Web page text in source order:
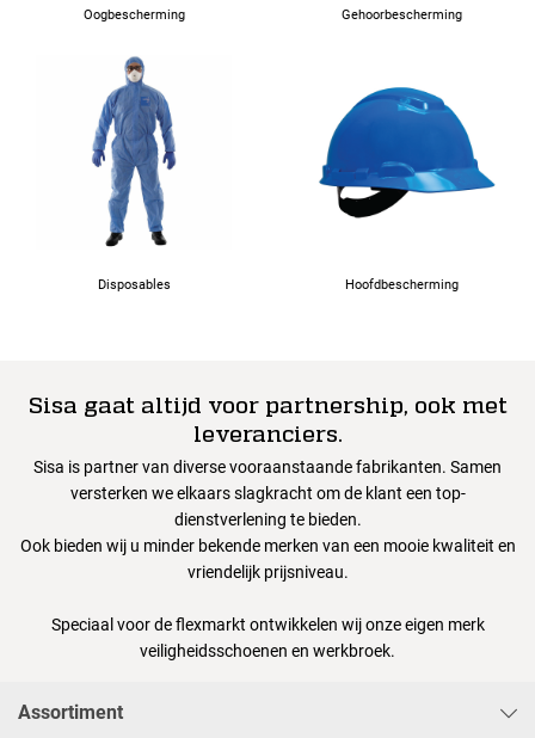
Oogbescherming Gehoorbescherming
Disposables Hoofdbescherming
Sisa gaat altijd voor partnership, ook met
leveranciers.
Sisa is partner van diverse vooraanstaande fabrikanten. Samen
versterken we elkaars slagkracht om de klant een top-
dienstverlening te bieden.
Ook bieden wij u minder bekende merken van een mooie kwaliteit en
vriendelijk prijsniveau.
Speciaal voor de flexmarkt ontwikkelen wij onze eigen merk
veiligheidsschoenen en werkbroek.
Assortiment